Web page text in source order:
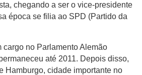
chegando a ser o vice-presidente
época se filia ao SPD (Partido da
cargo no Parlamento Alemão
até 2011. Depois disso,
Hamburgo, cidade importante no